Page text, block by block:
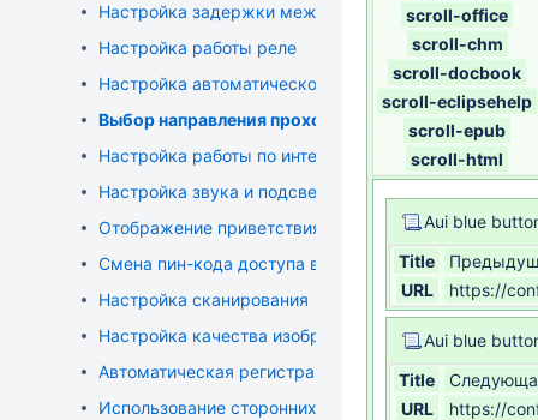
Настройка задержки между идентификациями
Настройка работы реле
Настройка автоматического очищения истории
Выбор направления прохода
Настройка работы по интерфейсу Wiegand
Настройка звука и подсветки
Отображение приветствия
Смена пин-кода доступа в меню
Настройка сканирования
Настройка качества изображения
Автоматическая регистрация шаблонов при
Использование сторонних математических
scroll-office
scroll-chm
scroll-docbook
scroll-eclipsehelp
scroll-epub
scroll-html
Aui blue
Title
URL
https://
Aui blue
Title
URL
https://